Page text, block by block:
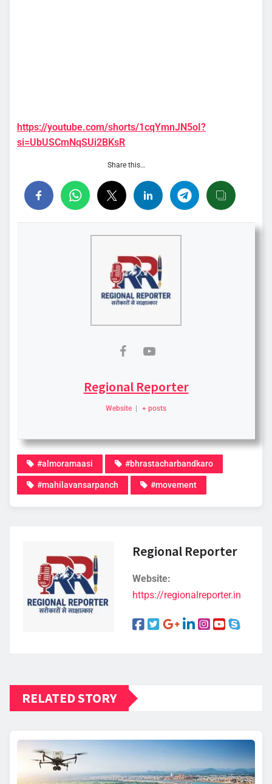
https://youtube.com/shorts/1cqYmnJN5oI?
si=UbUSCmNqSUi2BKsR
Share this…
Regional Reporter
Website + posts
#almoramaasi #bhrastacharbandkaro
#mahilavansarpanch #movement
Regional Reporter
Website:
https://regionalreporter.in
RELATED STORY